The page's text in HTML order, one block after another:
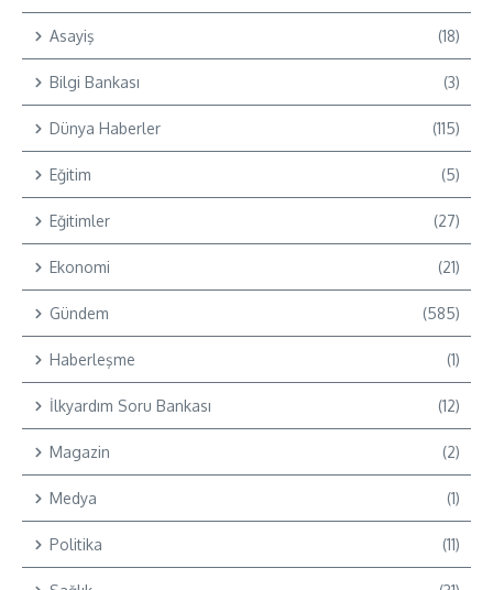
Asayiş (18)
Bilgi Bankası (3)
Dünya Haberler (115)
Eğitim (5)
Eğitimler (27)
Ekonomi (21)
Gündem (585)
Haberleşme (1)
İlkyardım Soru Bankası (12)
Magazin (2)
Medya (1)
Politika (11)